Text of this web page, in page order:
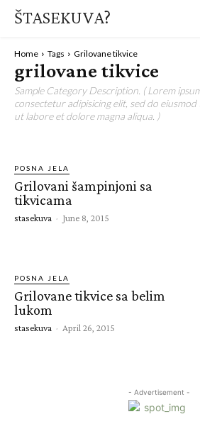
ŠTASEKUVA?
Home Tags Grilovane tikvice
grilovane tikvice
Sample Category Description. ( Lorem
consectetur adipisicing elit, sed do
ut labore et dolore magna aliqua. )
POSNA JELA
Grilovani šampinjoni sa
tikvicama
stasekuva - June 8, 2015
POSNA JELA
Grilovane tikvice sa belim
lukom
stasekuva - April 26, 2015
- Advertisement -